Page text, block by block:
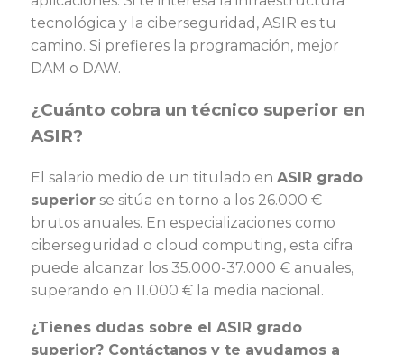
tecnológica y la ciberseguridad, ASIR es tu
camino. Si prefieres la programación, mejor
DAM o DAW.
¿Cuánto cobra un técnico superior en
ASIR?
El salario medio de un titulado en ASIR grado
superior se sitúa en torno a los 26.000 €
brutos anuales. En especializaciones como
ciberseguridad o cloud computing, esta cifra
puede alcanzar los 35.000-37.000 € anuales,
superando en 11.000 € la media nacional.
¿Tienes dudas sobre el ASIR grado
superior? Contáctanos y te ayudamos a